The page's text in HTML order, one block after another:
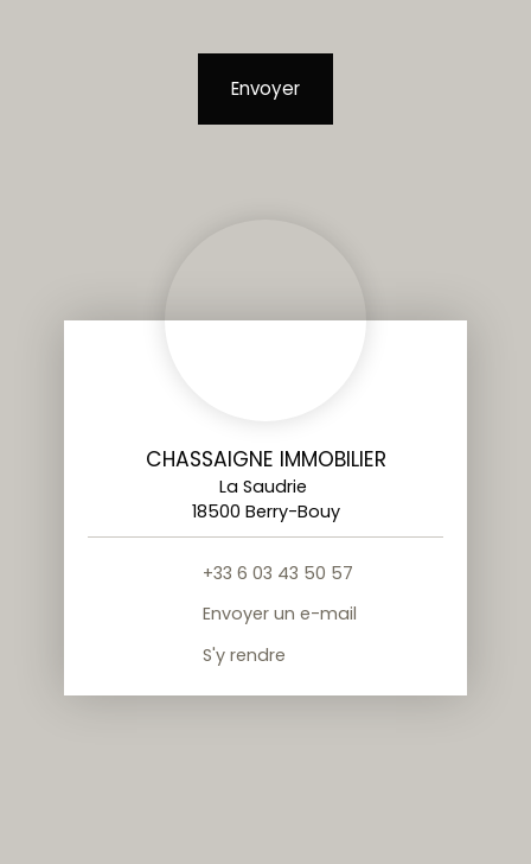
Envoyer
CHASSAIGNE IMMOBILIER
La Saudrie
18500 Berry-Bouy
+33 6 03 43 50 57
Envoyer un e-mail
S'y rendre